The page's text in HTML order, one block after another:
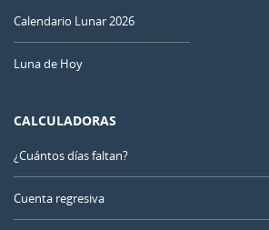
Calendario Lunar 2026
Luna de Hoy
CALCULADORAS
¿Cuántos días faltan?
Cuenta regresiva